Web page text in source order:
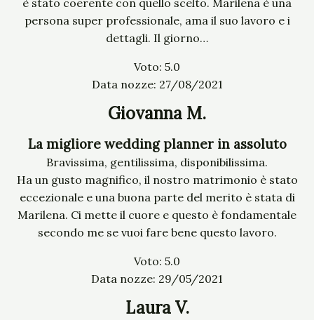
è stato coerente con quello scelto. Marilena è una
persona super professionale, ama il suo lavoro e i
dettagli. Il giorno…
Voto: 5.0
Data nozze: 27/08/2021
Giovanna M.
La migliore wedding planner in assoluto
Bravissima, gentilissima, disponibilissima.
Ha un gusto magnifico, il nostro matrimonio è stato
eccezionale e una buona parte del merito è stata di
Marilena. Ci mette il cuore e questo è fondamentale
secondo me se vuoi fare bene questo lavoro.
Voto: 5.0
Data nozze: 29/05/2021
Laura V.